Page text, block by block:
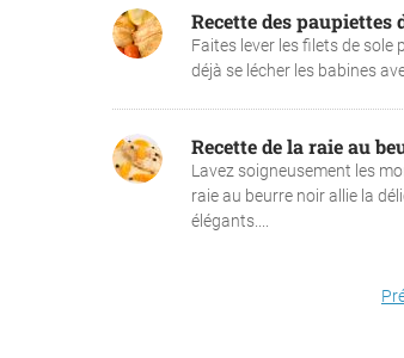
Recette des paupiettes
Faites lever les filets de sole
déjà se lécher les babines
Recette de la raie au
Lavez soigneusement les
raie au beurre noir allie la
élégants....